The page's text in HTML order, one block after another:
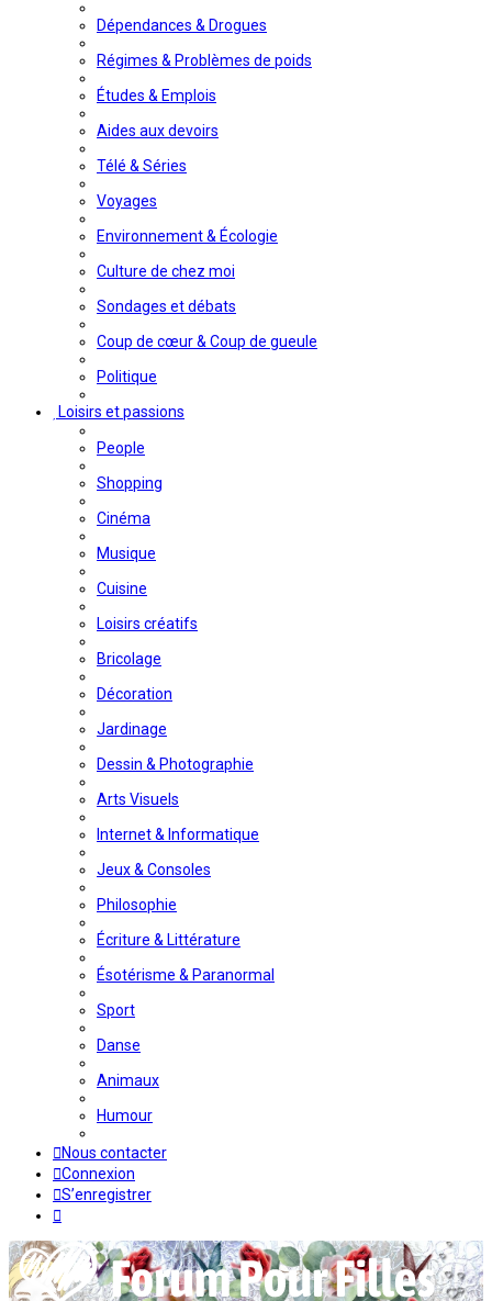
Dépendances & Drogues
Régimes & Problèmes de poids
Études & Emplois
Aides aux devoirs
Télé & Séries
Voyages
Environnement & Écologie
Culture de chez moi
Sondages et débats
Coup de cœur & Coup de gueule
Politique
Loisirs et passions
People
Shopping
Cinéma
Musique
Cuisine
Loisirs créatifs
Bricolage
Décoration
Jardinage
Dessin & Photographie
Arts Visuels
Internet & Informatique
Jeux & Consoles
Philosophie
Écriture & Littérature
Ésotérisme & Paranormal
Sport
Danse
Animaux
Humour
Nous contacter
Connexion
S’enregistrer